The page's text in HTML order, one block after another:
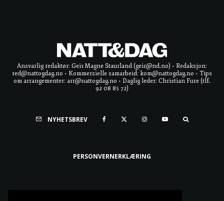
Ansvarlig redaktør: Geir Magne Staurland (geir@nd.no) • Redaksjon:
red@nattogdag.no • Kommersielle samarbeid: kom@nattogdag.no • Tips
om arrangementer: arr@nattogdag.no • Daglig leder: Christian Fure (tlf.
92 08 85 72)
NYHETSBREV
PERSONVERNERKLÆRING